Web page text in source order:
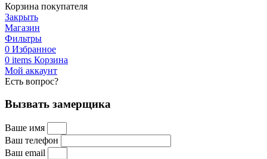
Корзина покупателя
Закрыть
Магазин
Фильтры
0 Избранное
0 items Корзина
Мой аккаунт
Есть вопрос?
Вызвать замерщика
Ваше имя
Ваш телефон
Ваш email